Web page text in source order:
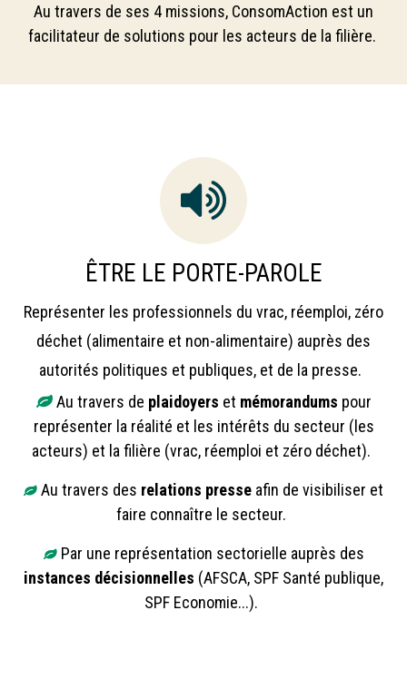
Au travers de ses 4 missions, ConsomAction est un
facilitateur de solutions pour les acteurs de la filière.
ÊTRE LE PORTE-PAROLE
Représenter les professionnels du vrac, réemploi, zéro
déchet (alimentaire et non-alimentaire) auprès des
autorités politiques et publiques, et de la presse.
Au travers de plaidoyers et mémorandums pour
représenter la réalité et les intérêts du secteur (les
acteurs) et la filière (vrac, réemploi et zéro déchet).
Au travers des relations presse afin de visibiliser et
faire connaître le secteur.
Par une représentation sectorielle auprès des
instances décisionnelles (AFSCA, SPF Santé publique,
SPF Economie...).